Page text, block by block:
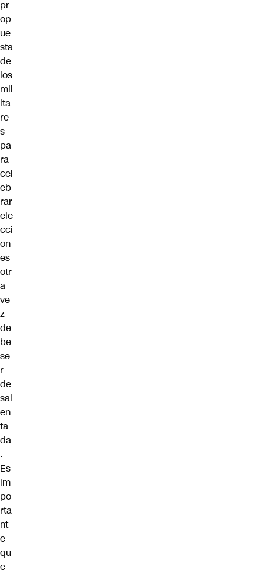
pr
op
ue
sta
de
los
mil
ita
re
s
pa
ra
cel
eb
rar
ele
cci
on
es
otr
a
ve
z
de
be
se
r
de
sal
en
ta
da
.
Es
im
po
rta
nt
e
qu
e